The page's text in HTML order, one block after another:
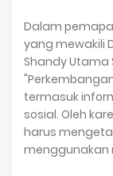
Dalam
yang mewakili
Shandy Utama
termasuk
sosial. Oleh
harus
menggunakan